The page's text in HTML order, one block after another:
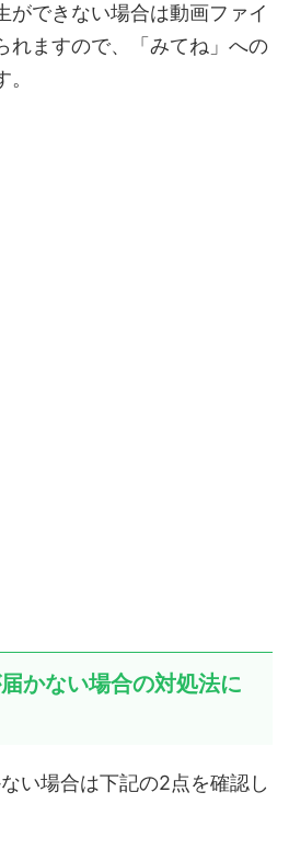
ができない場合は動画ファイ
れますので、「みてね」への
かない場合の対処法に
い場合は下記の2点を確認し